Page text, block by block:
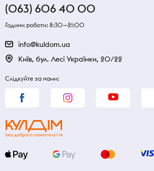
(063) 606 40 00
Години роботи: 8:30—21:00
info@kuldom.ua
Київ, бул. Лесі Українки, 20/22
Слідкуйте за нами: